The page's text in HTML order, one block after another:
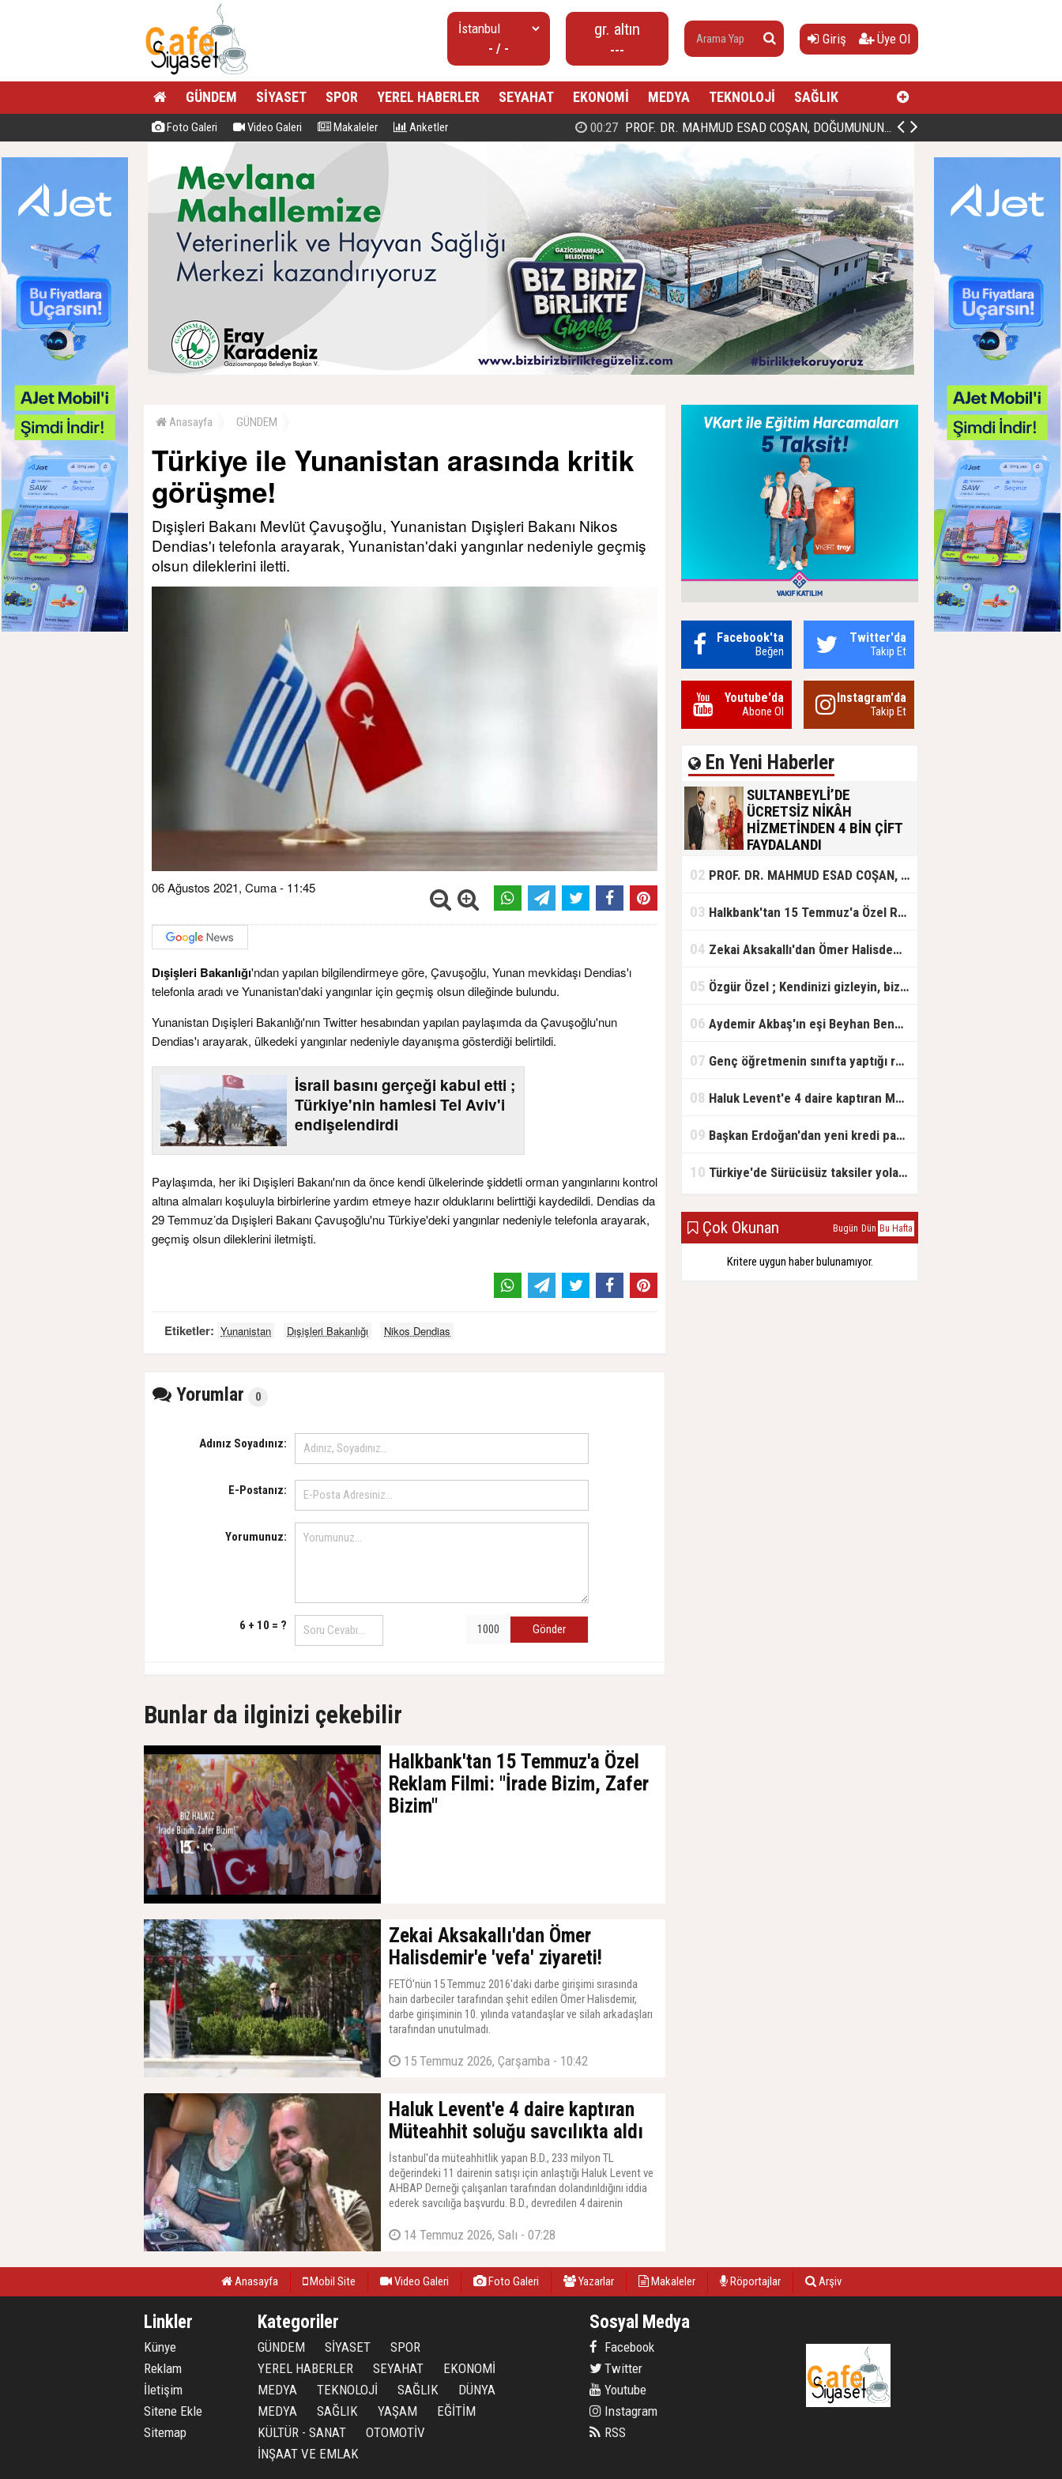
- / -
gr. altın
---
Giriş Üye Ol
GÜNDEM SİYASET SPOR YEREL HABERLER SEYAHAT EKONOMİ MEDYA TEKNOLOJİ SAĞLIK
Foto Galeri Video Galeri Makaleler Anketler 00:27 PROF. DR. MAHMUD ESAD COŞAN, DOĞUMUNUN HİCRÎ 91. YILINDA ELAZIĞ'DA YÂD EDİLECEK
Anasayfa GÜNDEM
Türkiye ile Yunanistan arasında kritik
görüşme!
Dışişleri Bakanı Mevlüt Çavuşoğlu, Yunanistan Dışişleri Bakanı Nikos
Dendias'ı telefonla arayarak, Yunanistan'daki yangınlar nedeniyle geçmiş
olsun dileklerini iletti.
06 Ağustos 2021, Cuma - 11:45
Dışişleri Bakanlığı'ndan yapılan bilgilendirmeye göre, Çavuşoğlu, Yunan mevkidaşı Dendias'ı
telefonla aradı ve Yunanistan'daki yangınlar için geçmiş olsun dileğinde bulundu.
Yunanistan Dışişleri Bakanlığı'nın Twitter hesabından yapılan paylaşımda da Çavuşoğlu'nun
Dendias'ı arayarak, ülkedeki yangınlar nedeniyle dayanışma gösterdiği belirtildi.
İsrail basını gerçeği kabul etti ;
Türkiye'nin hamlesi Tel Aviv'i
endişelendirdi
Paylaşımda, her iki Dışişleri Bakanı'nın da önce kendi ülkelerinde şiddetli orman yangınlarını kontrol
altına almaları koşuluyla birbirlerine yardım etmeye hazır olduklarını belirttiği kaydedildi. ​​​​​​Dendias da
29 Temmuz’da Dışişleri Bakanı Çavuşoğlu'nu Türkiye'deki yangınlar nedeniyle telefonla arayarak,
geçmiş olsun dileklerini iletmişti.
Etiketler: Yunanistan Dışişleri Bakanlığı Nikos Dendias
Yorumlar 0
Adınız Soyadınız:
E-Postanız:
Yorumunuz:
6 + 10 = ? Gönder
Bunlar da ilginizi çekebilir
Halkbank'tan 15 Temmuz'a Özel
Reklam Filmi: "İrade Bizim, Zafer
Bizim"
Zekai Aksakallı'dan Ömer
Halisdemir'e 'vefa' ziyareti!
FETÖ'nün 15 Temmuz 2016'daki darbe girişimi sırasında
hain darbeciler tarafından şehit edilen Ömer Halisdemir,
darbe girişiminin 10. yılında vatandaşlar ve silah arkadaşları
tarafından unutulmadı.
15 Temmuz 2026, Çarşamba - 10:42
Haluk Levent'e 4 daire kaptıran
Müteahhit soluğu savcılıkta aldı
İstanbul'da müteahhitlik yapan B.D., 233 milyon TL
değerindeki 11 dairenin satışı için anlaştığı Haluk Levent ve
AHBAP Derneği çalışanları tarafından dolandırıldığını iddia
ederek savcılığa başvurdu. B.D., devredilen 4 dairenin
14 Temmuz 2026, Salı - 07:28
Facebook'ta
Beğen
Twitter'da
Takip Et
Youtube'da
Abone Ol
Instagram'da
Takip Et
En Yeni Haberler
SULTANBEYLİ’DE
ÜCRETSİZ NİKÂH
HİZMETİNDEN 4 BİN ÇİFT
FAYDALANDI
olan gençlere destek amacıyla
başlattığı ücretsiz nikâh hizmetini
başlattıklarını belirten Sultanbeyli
ücretsiz hizmet vermenin
02 PROF. DR. MAHMUD ESAD COŞAN, DOĞUMUNUN HİCRÎ 91. YILINDA ELAZIĞ'DA YÂD EDİLECEK
03 Halkbank'tan 15 Temmuz'a Özel Reklam Filmi: "İrade Bizim, Zafer Bizim"
04 Zekai Aksakallı'dan Ömer Halisdemir'e 'vefa' ziyareti!
05 Özgür Özel ; Kendinizi gizleyin, bizden işaret bekleyin
06 Aydemir Akbaş'ın eşi Beyhan Benek Akbaş hayatını kaybetti
07 Genç öğretmenin sınıfta yaptığı rezil paylaşım
08 Haluk Levent'e 4 daire kaptıran Müteahhit soluğu savcılıkta aldı
09 Başkan Erdoğan'dan yeni kredi paketi müjdesi: 6 ay geri ödemesiz, 36 ay vadeli
10 Türkiye'de Sürücüsüz taksiler yola çıkmaya hazırlanıyor
Çok Okunan Bugün Dün Bu Hafta
Kritere uygun haber bulunamıyor.
Anasayfa Mobil Site Video Galeri Foto Galeri Yazarlar Makaleler Röportajlar Arşiv
Linkler
Künye
Reklam
İletişim
Sitene Ekle
Sitemap
Kategoriler
GÜNDEM SİYASET
SPOR
YEREL HABERLER
SEYAHAT
EKONOMİ
MEDYA
TEKNOLOJİ SAĞLIK
DÜNYA
MEDYA
SAĞLIK YAŞAM
EĞİTİM
KÜLTÜR - SANAT
OTOMOTİV
İNŞAAT VE EMLAK
Sosyal Medya
Facebook
Twitter
Youtube
Instagram
RSS